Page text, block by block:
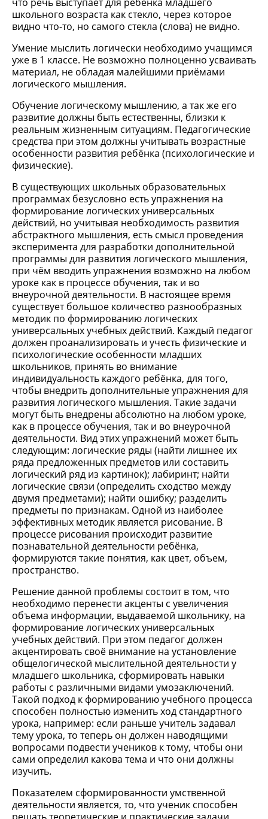
школьного возраста как стекло, через которое
видно что-то, но самого стекла (слова) не видно.
Умение мыслить логически необходимо учащимся
уже в 1 классе. Не возможно полноценно усваивать
материал, не обладая малейшими приёмами
логического мышления.
Обучение логическому мышлению, а так же его
развитие должны быть естественны, близки к
реальным жизненным ситуациям. Педагогические
средства при этом должны учитывать возрастные
особенности развития ребёнка (психологические и
физические).
В существующих школьных образовательных
программах безусловно есть упражнения на
формирование логических универсальных
действий, но учитывая необходимость развития
абстрактного мышления, есть смысл проведения
эксперимента для разработки дополнительной
программы для развития логического мышления,
при чём вводить упражнения возможно на любом
уроке как в процессе обучения, так и во
внеурочной деятельности. В настоящее время
существует большое количество разнообразных
методик по формированию логических
универсальных учебных действий. Каждый педагог
должен проанализировать и учесть физические и
психологические особенности младших
школьников, принять во внимание
индивидуальность каждого ребёнка, для того,
чтобы внедрить дополнительные упражнения для
развития логического мышления. Такие задачи
могут быть внедрены абсолютно на любом уроке,
как в процессе обучения, так и во внеурочной
деятельности. Вид этих упражнений может быть
следующим: логические ряды (найти лишнее их
ряда предложенных предметов или составить
логический ряд из картинок); лабиринт; найти
логические связи (определить сходство между
двумя предметами); найти ошибку; разделить
предметы по признакам. Одной из наиболее
эффективных методик является рисование. В
процессе рисования происходит развитие
познавательной деятельности ребёнка,
формируются такие понятия, как цвет, объем,
пространство.
Решение данной проблемы состоит в том, что
необходимо перенести акценты с увеличения
объема информации, выдаваемой школьнику, на
формирование логических универсальных
учебных действий. При этом педагог должен
акцентировать своё внимание на установление
общелогической мыслительной деятельности у
младшего школьника, сформировать навыки
работы с различными видами умозаключений.
Такой подход к формированию учебного процесса
способен полностью изменить ход стандартного
урока, например: если раньше учитель задавал
тему урока, то теперь он должен наводящими
вопросами подвести учеников к тому, чтобы они
сами определил какова тема и что они должны
изучить.
Показателем сформированности умственной
деятельности является, то, что ученик способен